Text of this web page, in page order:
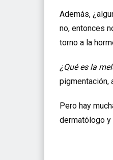
Además,
no, entonces
torno a la
¿Qué es la
pigmentación,
Pero hay
dermatólogo y